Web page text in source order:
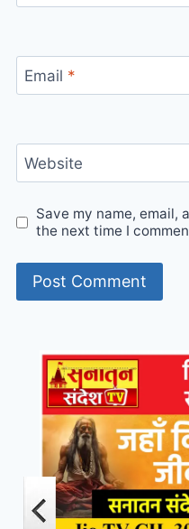
Email *
Website
Save my name, email,
the next time I